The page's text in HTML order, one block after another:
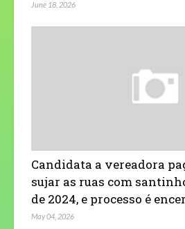
June 18, 2026
Candidata a vereadora
sujar as ruas com
de 2024, e processo é
May 04, 2026